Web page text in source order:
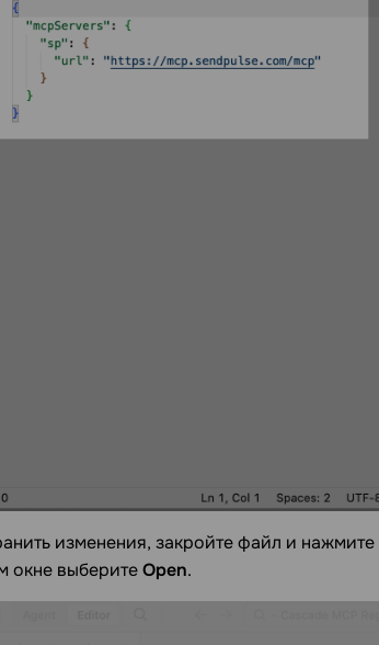
изменения, закройте файл и нажмите
окне выберитеOpen.